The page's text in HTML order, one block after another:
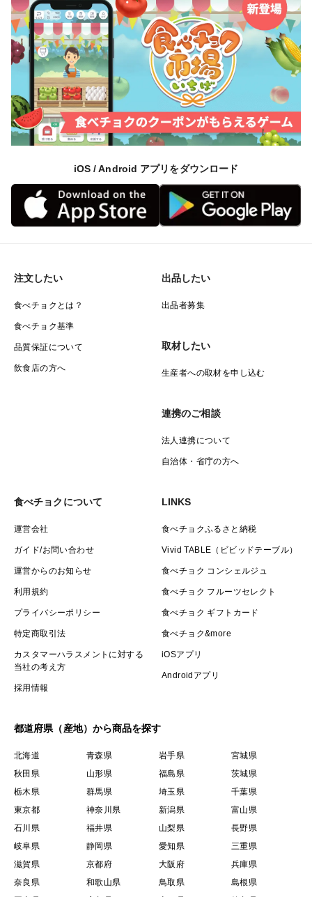
iOS / Android アプリをダウンロード
注文したい
食べチョクとは？
食べチョク基準
品質保証について
飲食店の方へ
出品したい
出品者募集
取材したい
生産者への取材を申し込む
連携のご相談
法人連携について
自治体・省庁の方へ
食べチョクについて
運営会社
ガイド/お問い合わせ
運営からのお知らせ
利用規約
プライバシーポリシー
特定商取引法
カスタマーハラスメントに対する
当社の考え方
採用情報
LINKS
食べチョクふるさと納税
Vivid TABLE（ビビッドテーブル）
食べチョク コンシェルジュ
食べチョク フルーツセレクト
食べチョク ギフトカード
食べチョク&more
iOSアプリ
Androidアプリ
都道府県（産地）から商品を探す
北海道 青森県 岩手県
宮城県
秋田県
山形県 福島県
茨城県
栃木県
群馬県 埼玉県
千葉県
東京都
神奈川県 新潟県
富山県
石川県
福井県 山梨県
長野県
岐阜県
静岡県 愛知県
三重県
滋賀県
京都府 大阪府
兵庫県
奈良県
和歌山県 鳥取県
島根県